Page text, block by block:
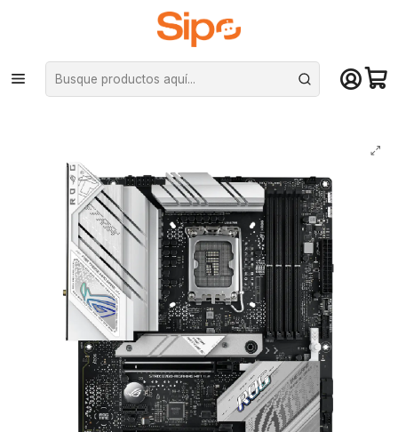
¡Compra hasta mediodía y recibe hoy! De lunes a sábado en el gran
Santiago. Envío gratis desde $29.990
Inicio Componentes PC Placas Madre Intel LGA 1700
Placa Madre Asus ROG STRIX B760-A GAMING WIFI, LGA 1700 DDR5,
ATX